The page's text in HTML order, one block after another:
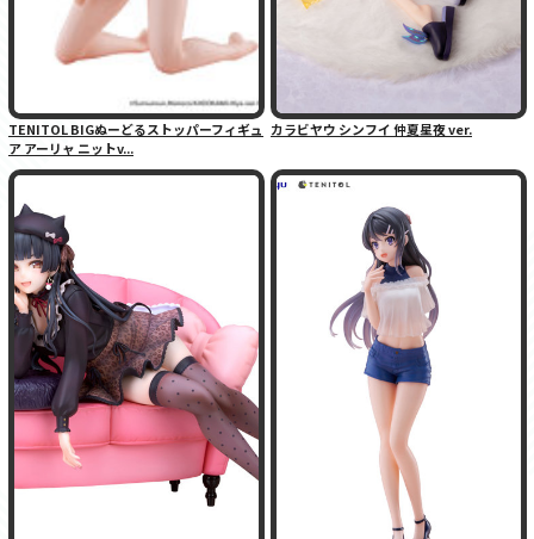
TENITOL BIGぬーどるストッパーフィギュ
ア アーリャ ニットv...
カラビヤウ シンフイ 仲夏星夜 ver.